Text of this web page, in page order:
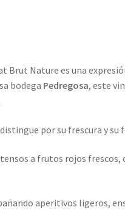
Brut Nature es una
bodega Pedregosa, este
por su frescura y
a frutos rojos
aperitivos ligeros,